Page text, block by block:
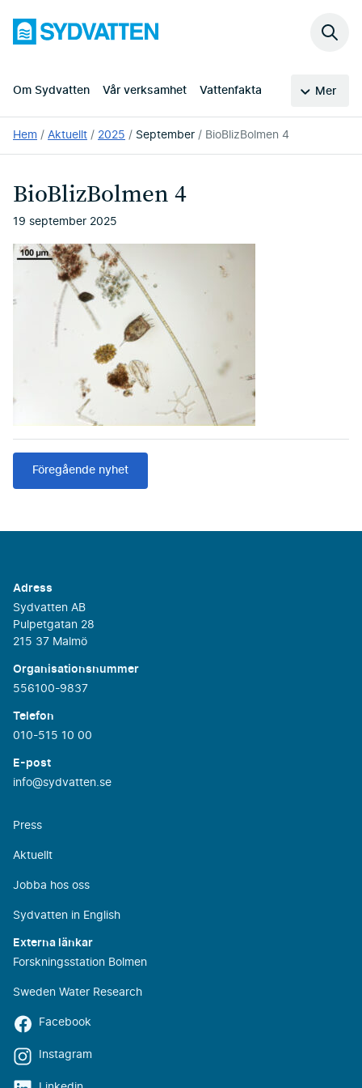
huvudinnehållet
Sydvatten
Om Sydvatten Vår verksamhet Vattenfakta Mer
Sök
Du
är
Hem Aktuellt 2025 September BioBlizBolmen 4
BioBlizBolmen 4
19 september 2025
Föregående nyhet
Adress
Sydvatten AB
Pulpetgatan 28
215 37 Malmö
Organisationsnummer
556100-9837
Telefon
010-515 10 00
E-post
info@sydvatten.se
Press
Aktuellt
Jobba hos oss
Sydvatten in English
Externa länkar
Forskningsstation Bolmen
Sweden Water Research
Facebook
Instagram